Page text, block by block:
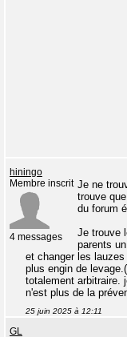
hiningo
Membre inscrit
4 messages
Je ne
trouve
du forum
Je trouve
parents
et changer les
plus engin de
totalement arbitraire.
n'est plus de la
25 juin 2025 à 12:11
GL